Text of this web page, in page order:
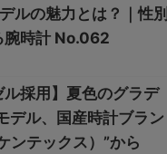
ルの魅力とは？｜性別
腕時計 No.062
ル採用】夏色のグラデ
デル、国産時計ブラン
ンテックス）”から